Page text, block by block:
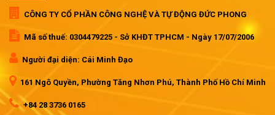
CÔNG TY CỔ PHẦN CÔNG NGHỆ VÀ TỰ ĐỘNG ĐỨC PHONG
Mã số thuế: 0304479225 - Sở KHĐT TPHCM - Ngày 17/07/2006
Người đại diện: Cái Minh Đạo
161 Ngô Quyền, Phường Tăng Nhơn Phú, Thành Phố Hồ Chí Minh
+84 28 3736 0165